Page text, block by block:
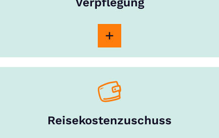
Reisekostenzuschuss